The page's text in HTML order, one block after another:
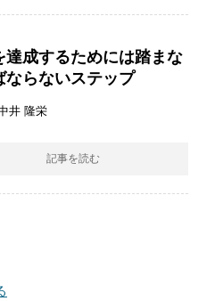
達成するためには踏まな
ならないステップ
井 隆栄
記事を読む